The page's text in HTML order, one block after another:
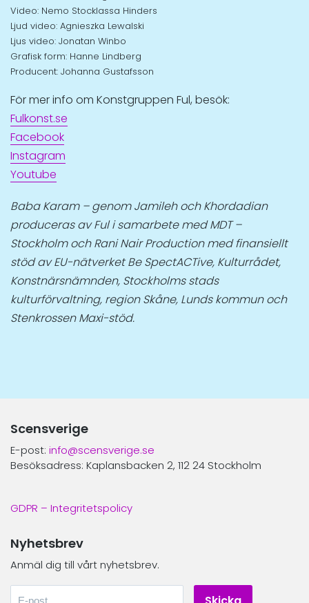
Video: Nemo Stocklassa Hinders
Ljud video: Agnieszka Lewalski
Ljus video: Jonatan Winbo
Grafisk form: Hanne Lindberg
Producent: Johanna Gustafsson
För mer info om Konstgruppen Ful, besök:
Fulkonst.se
Facebook
Instagram
Youtube
Baba Karam – genom Jamileh och Khordadian
produceras av Ful i samarbete med MDT –
Stockholm och Rani Nair Production med finansiellt
stöd av EU-nätverket Be SpectACTive, Kulturrådet,
Konstnärsnämnden, Stockholms stads
kulturförvaltning, region Skåne, Lunds kommun och
Stenkrossen Maxi-stöd.
Scensverige
E-post: info@scensverige.se
Besöksadress: Kaplansbacken 2, 112 24 Stockholm
GDPR – Integritetspolicy
Nyhetsbrev
Anmäl dig till vårt nyhetsbrev.